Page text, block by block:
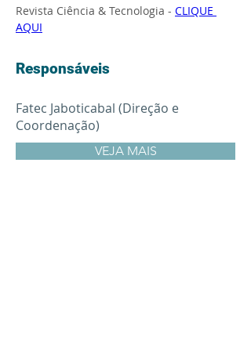
Revista Ciência & Tecnologia - CLIQUE
AQUI
Responsáveis
Fatec Jaboticabal (Direção e
Coordenação)
VEJA MAIS